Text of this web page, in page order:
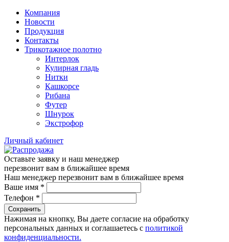
Компания
Новости
Продукция
Контакты
Трикотажное полотно
Интерлок
Кулирная гладь
Нитки
Кашкорсе
Рибана
Футер
Шнурок
Экстрофор
Личный кабинет
Оставьте заявку и наш менеджер
перезвонит вам в ближайшее время
Наш менеджер перезвонит вам в ближайшее время
Ваше имя *
Телефон *
Сохранить
Нажимая на кнопку, Вы даете согласие на обработку
персональных данных и соглашаетесь с политикой
конфиденциальности.